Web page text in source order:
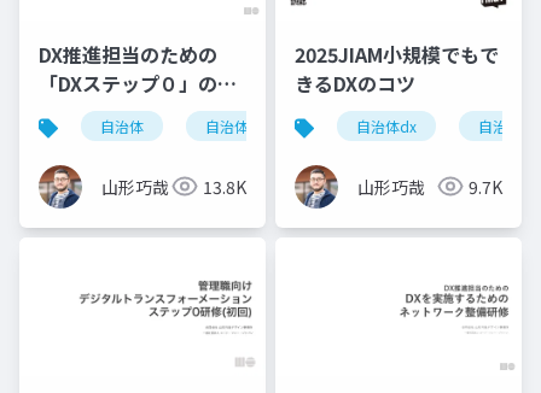
DX推進担当のための
「DXステップ０」の前
の準備体操
自治体 自治体dx dx
山形巧哉 13.8K
2025JIAM小規模でもで
きるDXのコツ
自治体dx 自治体
山形巧哉 9.7K